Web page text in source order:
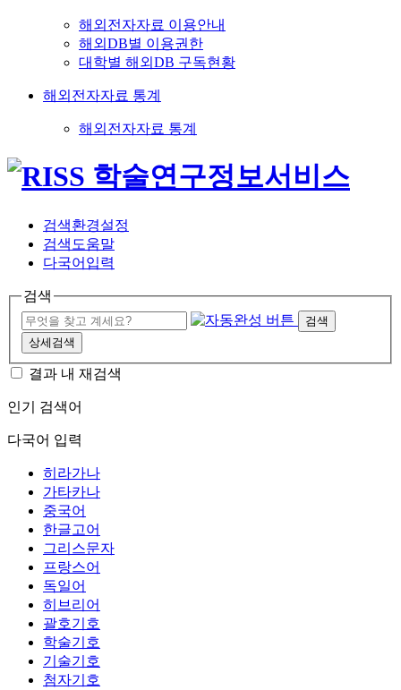
해외전자자료 이용안내
해외DB별 이용권한
대학별 해외DB 구독현황
해외전자자료 통계
해외전자자료 통계
검색환경설정
검색도움말
다국어입력
검색
검색
상세검색
결과 내 재검색
인기 검색어
다국어 입력
히라가나
가타카나
중국어
한글고어
그리스문자
프랑스어
독일어
히브리어
괄호기호
학술기호
기술기호
첨자기호